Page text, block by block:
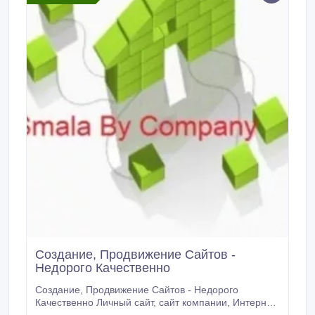
Создание, Продвижение Сайтов -
Недорого Качественно
Создание, Продвижение Сайтов - Недорого
Качественно Личный сайт, сайт компании, Интернет